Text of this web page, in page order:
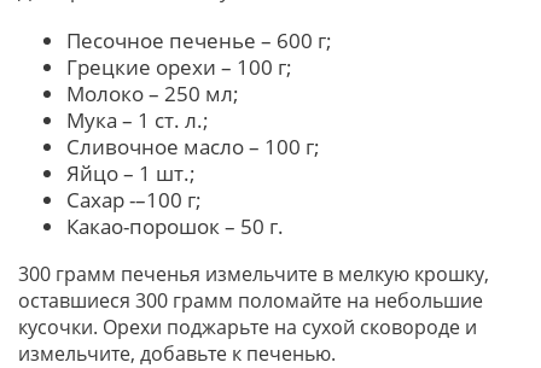
Песочное печенье – 600 г;
Грецкие орехи – 100 г;
Молоко – 250 мл;
Мука – 1 ст. л.;
Сливочное масло – 100 г;
Яйцо – 1 шт.;
Сахар -–100 г;
Какао-порошок – 50 г.
300 грамм печенья измельчите в мелкую крошку,
оставшиеся 300 грамм поломайте на небольшие
кусочки. Орехи поджарьте на сухой сковороде и
измельчите, добавьте к печенью.